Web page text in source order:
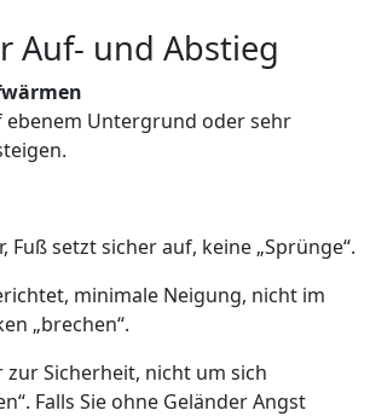
Auf- und Abstieg
ebenem Untergrund oder sehr
Fuß setzt sicher auf, keine „Sprünge“.
minimale Neigung, nicht im
„brechen“.
zur Sicherheit, nicht um sich
Falls Sie ohne Geländer Angst